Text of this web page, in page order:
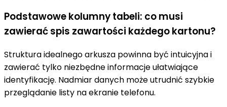
Podstawowe kolumny tabeli: co musi
zawierać spis zawartości każdego kartonu?
Struktura idealnego arkusza powinna być intuicyjna i
zawierać tylko niezbędne informacje ułatwiające
identyfikację. Nadmiar danych może utrudnić szybkie
przeglądanie listy na ekranie telefonu.